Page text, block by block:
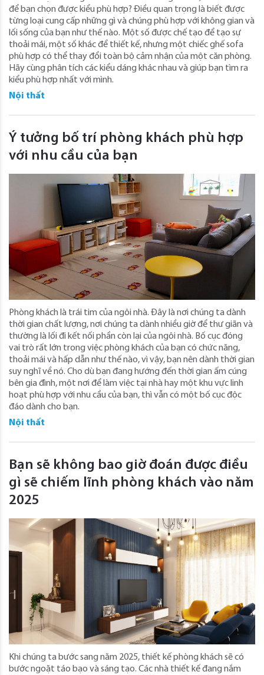
để bạn chọn được kiểu phù hợp? Điều quan trọng là biết được
từng loại cung cấp những gì và chúng phù hợp với không gian và
lối sống của bạn như thế nào. Một số được chế tạo để tạo sự
thoải mái, một số khác để thiết kế, nhưng một chiếc ghế sofa
phù hợp có thể thay đổi toàn bộ cảm nhận của một căn phòng.
Hãy cùng phân tích các kiểu dáng khác nhau và giúp bạn tìm ra
kiểu phù hợp nhất với mình.
Nội thất
Ý tưởng bố trí phòng khách phù hợp
với nhu cầu của bạn
Phòng khách là trái tim của ngôi nhà. Đây là nơi chúng ta dành
thời gian chất lượng, nơi chúng ta dành nhiều giờ để thư giãn và
thường là lối đi kết nối phần còn lại của ngôi nhà. Bố cục đóng
vai trò rất lớn trong việc phòng khách của bạn có chức năng,
thoải mái và hấp dẫn như thế nào, vì vậy, bạn nên dành thời gian
suy nghĩ về nó. Cho dù bạn đang hướng đến thời gian ấm cúng
bên gia đình, một nơi để làm việc tại nhà hay một khu vực linh
hoạt phù hợp với nhu cầu của bạn, thì vẫn có một bố cục độc
đáo dành cho bạn.
Nội thất
Bạn sẽ không bao giờ đoán được điều
gì sẽ chiếm lĩnh phòng khách vào năm
2025
Khi chúng ta bước sang năm 2025, thiết kế phòng khách sẽ có
bước ngoặt táo bạo và sáng tạo. Các nhà thiết kế đang nắm